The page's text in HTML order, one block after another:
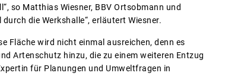
so Matthias Wiesner, BBV Ortsobmann und
die Werkshalle“, erläutert Wiesner.
Fläche wird nicht einmal ausreichen, denn es
Artenschutz hinzu, die zu einem weiteren Entzug
für Planungen und Umweltfragen in